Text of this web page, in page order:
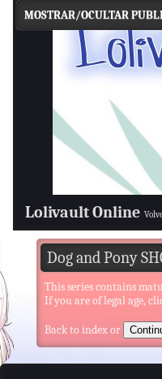
Lolivault Online
Dog and Pony
This series contains
If you are of legal age,
Back to indexor
MOSTRAR/OCULTAR